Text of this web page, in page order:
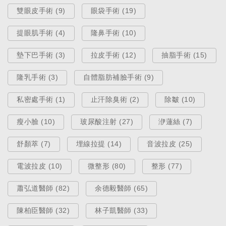
雙眼皮手術 (9) 眼袋手術 (19)
提眼肌手術 (4) 隆鼻手術 (10)
墊下巴手術 (3) 拉皮手術 (12) 抽脂手術 (15)
隆乳手術 (3) 自體脂肪補臉手術 (9)
私密處手術 (1) 止汗除臭術 (2) 除皺 (10)
瘦小臉 (10) 玻尿酸注射 (27) 洢蓮絲 (7)
舒顏萃 (7) 埋線拉提 (14) 音波拉皮 (25)
電波拉皮 (10) 微整形 (80) 整形 (77)
蕭弘道醫師 (82) 余德毅醫師 (65)
陳柏臣醫師 (32) 林子凱醫師 (33)